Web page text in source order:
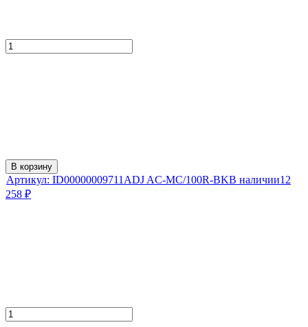
В корзину
Артикул: ID00000009711 ADJ AC-MC/100R-BKВ наличии12
258 ₽